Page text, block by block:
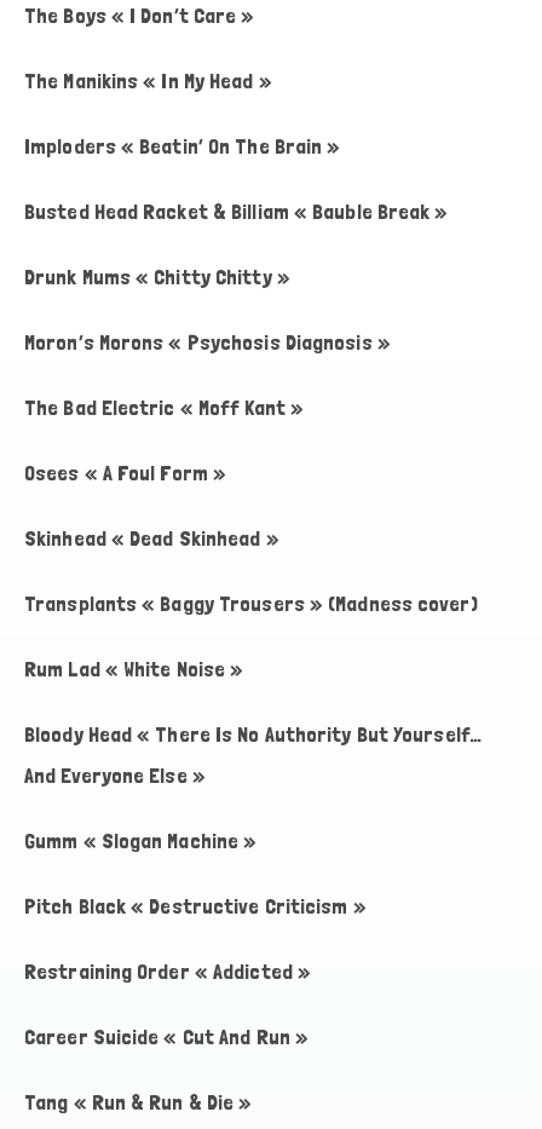
The Boys « I Don’t Care »
The Manikins « In My Head »
Imploders « Beatin’ On The Brain »
Busted Head Racket & Billiam « Bauble Break »
Drunk Mums « Chitty Chitty »
Moron’s Morons « Psychosis Diagnosis »
The Bad Electric « Moff Kant »
Osees « A Foul Form »
Skinhead « Dead Skinhead »
Transplants « Baggy Trousers » (Madness cover)
Rum Lad « White Noise »
Bloody Head « There Is No Authority But Yourself…
And Everyone Else »
Gumm « Slogan Machine »
Pitch Black « Destructive Criticism »
Restraining Order « Addicted »
Career Suicide « Cut And Run »
Tang « Run & Run & Die »